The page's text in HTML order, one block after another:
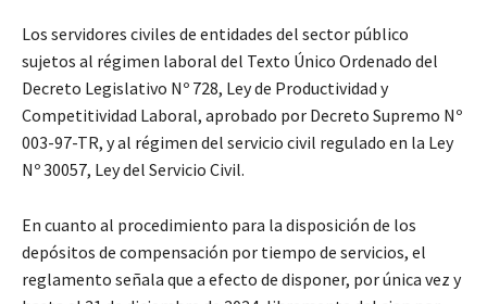
Los servidores civiles de entidades del sector público
sujetos al régimen laboral del Texto Único Ordenado del
Decreto Legislativo Nº 728, Ley de Productividad y
Competitividad Laboral, aprobado por Decreto Supremo Nº
003-97-TR, y al régimen del servicio civil regulado en la Ley
Nº 30057, Ley del Servicio Civil.
En cuanto al procedimiento para la disposición de los
depósitos de compensación por tiempo de servicios, el
reglamento señala que a efecto de disponer, por única vez y